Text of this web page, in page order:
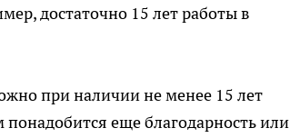
достаточно 15 лет работы в
при наличии не менее 15 лет
еще благодарность или